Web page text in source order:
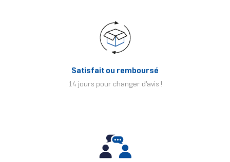
Satisfait ou remboursé
14 jours pour changer d'avis !